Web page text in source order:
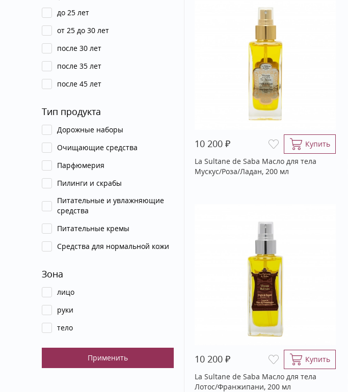
до 25 лет
от 25 до 30 лет
после 30 лет
после 35 лет
после 45 лет
Тип продукта
Дорожные наборы
Очищающие средства
Парфюмерия
Пилинги и скрабы
Питательные и увлажняющие
средства
Питательные кремы
Средства для нормальной кожи
Зона
лицо
руки
тело
10 200 ₽
Купить
La Sultane de Saba Масло для тела
Мускус/Роза/Ладан, 200 мл
10 200 ₽
Купить
La Sultane de Saba Масло для тела
Лотос/Франжипани, 200 мл